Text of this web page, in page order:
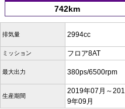
742km
排気量 2994cc
ミッション フロア8AT
最大出力 380ps/6500rpm
生産期間
2019年07月～201
9年09月